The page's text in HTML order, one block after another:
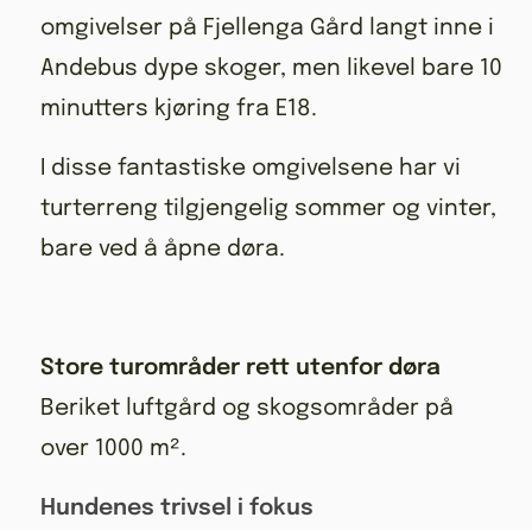
omgivelser på Fjellenga Gård langt inne i
Andebus dype skoger, men likevel bare 10
minutters kjøring fra E18.
I disse fantastiske omgivelsene har vi
turterreng tilgjengelig sommer og vinter,
bare ved å åpne døra.
Store turområder rett utenfor døra
Beriket luftgård og skogsområder på
over 1000 m².
Hundenes trivsel i fokus